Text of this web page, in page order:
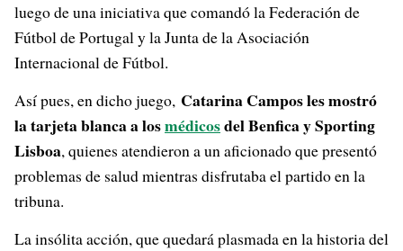
luego de una iniciativa que comandó la Federación de
Fútbol de Portugal y la Junta de la Asociación
Internacional de Fútbol.
Así pues, en dicho juego, Catarina Campos les mostró
la tarjeta blanca a losmédicosdel Benfica y Sporting
Lisboa, quienes atendieron a un aficionado que presentó
problemas de salud mientras disfrutaba el partido en la
tribuna.
La insólita acción, que quedará plasmada en la historia del